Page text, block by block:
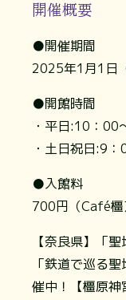
開催概要
●開催期間
2025年1月1日
●開館時間
・平日:10：00
・土日祝日:9
●入館料
700円（Café
【奈良県】「
「鉄道で巡る
催中！【橿原神